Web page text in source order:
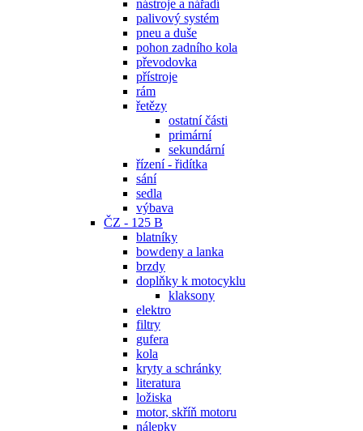
nástroje a nářadí
palivový systém
pneu a duše
pohon zadního kola
převodovka
přístroje
rám
řetězy
ostatní části
primární
sekundární
řízení - řidítka
sání
sedla
výbava
ČZ - 125 B
blatníky
bowdeny a lanka
brzdy
doplňky k motocyklu
klaksony
elektro
filtry
gufera
kola
kryty a schránky
literatura
ložiska
motor, skříň motoru
nálepky